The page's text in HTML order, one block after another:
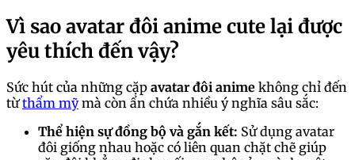
Vì sao avatar đôi anime cute lại được
yêu thích đến vậy?
Sức hút của những cặp avatar đôi anime không chỉ đến
từthẩm mỹmà còn ẩn chứa nhiều ý nghĩa sâu sắc:
Thể hiện sự đồng bộ và gắn kết: Sử dụng avatar
đôi giống nhau hoặc có liên quan chặt chẽ giúp